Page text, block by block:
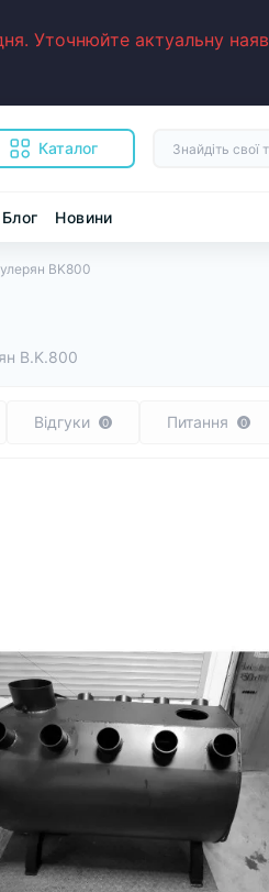
Уточнюйте актуальну
Каталог
Блог Новини
BK800
B.K.800
Відгуки 0 Питання 0